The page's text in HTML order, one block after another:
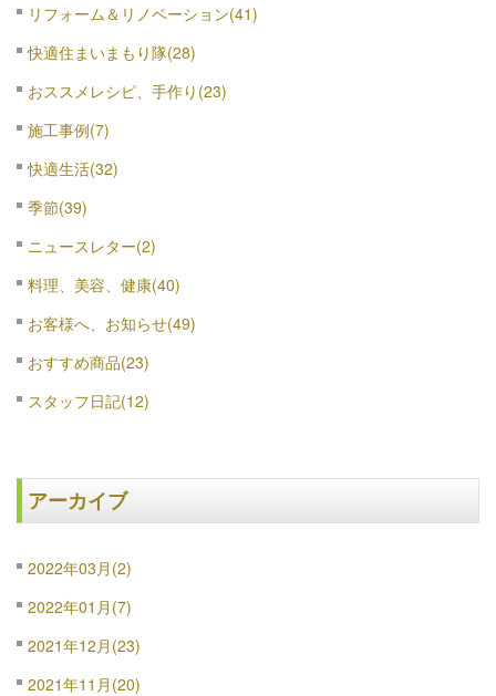
リフォーム＆リノベーション(41)
快適住まいまもり隊(28)
おススメレシピ、手作り(23)
施工事例(7)
快適生活(32)
季節(39)
ニュースレター(2)
料理、美容、健康(40)
お客様へ、お知らせ(49)
おすすめ商品(23)
スタッフ日記(12)
アーカイブ
2022年03月(2)
2022年01月(7)
2021年12月(23)
2021年11月(20)